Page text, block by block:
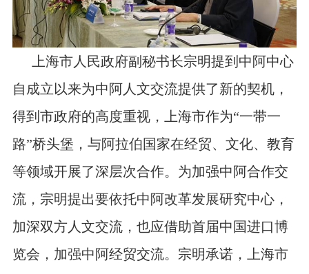
上海市人民政府副秘书长宗明提到中阿中心
自成立以来为中阿人文交流提供了新的契机，
得到市政府的高度重视，上海市作为“一带一
路”桥头堡，与阿拉伯国家在经贸、文化、教育
等领域开展了深层次合作。为加强中阿合作交
流，宗明提出要依托中阿改革发展研究中心，
加深双方人文交流，也应借助首届中国进口博
览会，加强中阿经贸交流。宗明承诺，上海市